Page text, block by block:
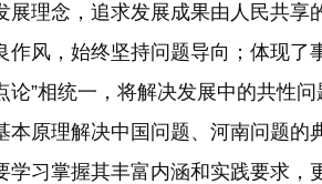
理念，追求发展成果由人民共
风，始终坚持问题导向；体现
论”相统一，将解决发展中的共性
原理解决中国问题、河南问题的
习掌握其丰富内涵和实践要求